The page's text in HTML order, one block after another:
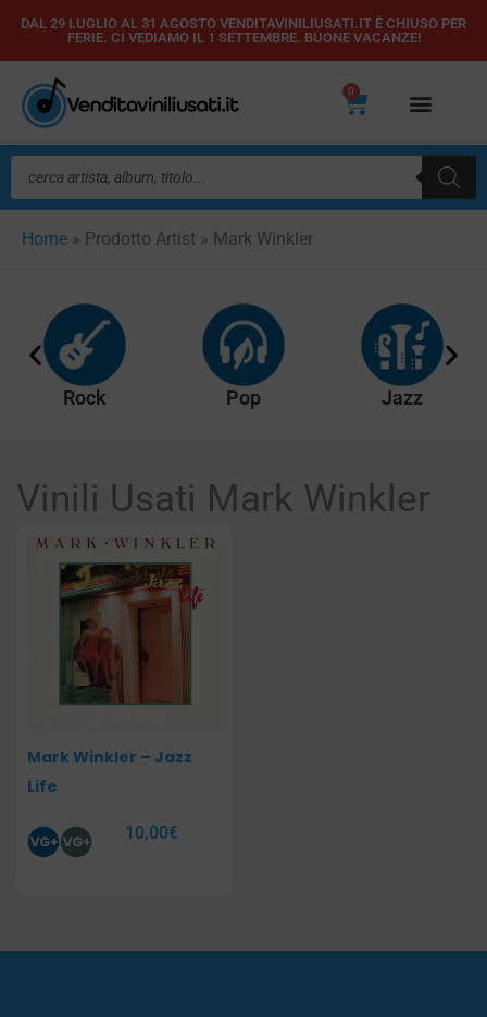
Vai
contenuto
DAL 29 LUGLIO AL 31 AGOSTO VENDITAVINILIUSATI.IT È CHIUSO PER
FERIE. CI VEDIAMO IL 1 SETTEMBRE. BUONE VACANZE!
0
Carrello
Ricerca
prodotti
Home » Prodotto Artist » Mark Winkler
Rock Pop Jazz
Vinili Usati Mark Winkler
Mark Winkler – Jazz
Life
10,00€